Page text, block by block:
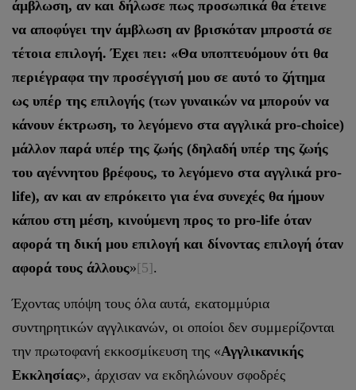
άμβλωση, αν και δήλωσε πως προσωπικά θα έτεινε
να αποφύγει την άμβλωση αν βρισκόταν μπροστά σε
τέτοια επιλογή. Έχει πει: «Θα υποπτευόμουν ότι θα
περιέγραφα την προσέγγισή μου σε αυτό το ζήτημα
ως υπέρ της επιλογής (των γυναικών να μπορούν να
κάνουν έκτρωση, το λεγόμενο στα αγγλικά pro-choice)
μάλλον παρά υπέρ της ζωής (δηλαδή υπέρ της ζωής
του αγέννητου βρέφους, το λεγόμενο στα αγγλικά pro-
life), αν και αν επρόκειτο για ένα συνεχές θα ήμουν
κάπου στη μέση, κινούμενη προς το pro-life όταν
αφορά τη δική μου επιλογή και δίνοντας επιλογή όταν
αφορά τους άλλους»[5].
Έχοντας υπόψη τους όλα αυτά, εκατομμύρια
συντηρητικών αγγλικανών, οι οποίοι δεν συμμερίζονται
την πρωτοφανή εκκοσμίκευση της «Αγγλικανικής
Εκκλησίας», άρχισαν να εκδηλώνουν σφοδρές